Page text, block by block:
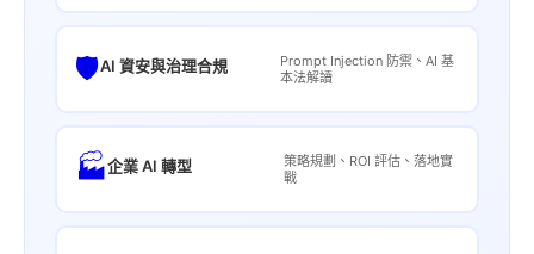
🛡️AI 資安與治理合規
Prompt Injection 防禦、AI 基
本法解讀
🏭企業 AI 轉型
策略規劃、ROI 評估、落地實
戰